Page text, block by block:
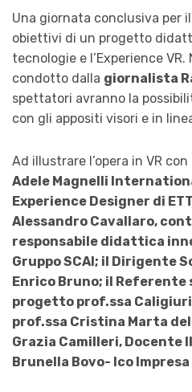
Una giornata conclusiva per
obiettivi di un progetto
tecnologie e l’Experience
condotto dalla giornalista
spettatori avranno la
con gli appositi visori e in
Ad illustrare l’opera in VR
Adele Magnelli
Experience Designer di
Alessandro Cavallaro,
responsabile didattica
Gruppo SCAI; il Dirigente
Enrico Bruno; il Referente
progetto prof.ssa
prof.ssa Cristina Marta
Grazia Camilleri, Docente
Brunella Bovo- Ico